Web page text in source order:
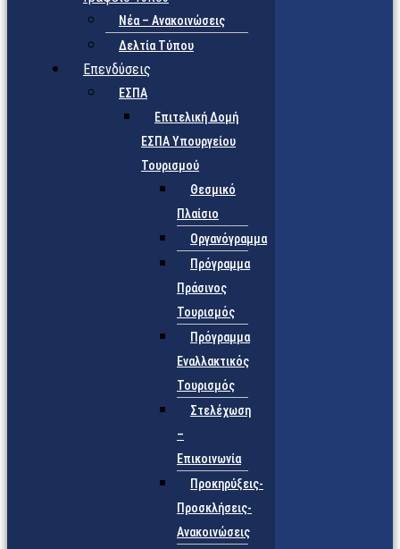
Νέα – Ανακοινώσεις
Δελτία Τύπου
Επενδύσεις
ΕΣΠΑ
Επιτελική Δομή
ΕΣΠΑ Υπουργείου
Τουρισμού
Θεσμικό
Πλαίσιο
Οργανόγραμμα
Πρόγραμμα
Πράσινος
Τουρισμός
Πρόγραμμα
Εναλλακτικός
Τουρισμός
Στελέχωση
–
Επικοινωνία
Προκηρύξεις-
Προσκλήσεις-
Ανακοινώσεις